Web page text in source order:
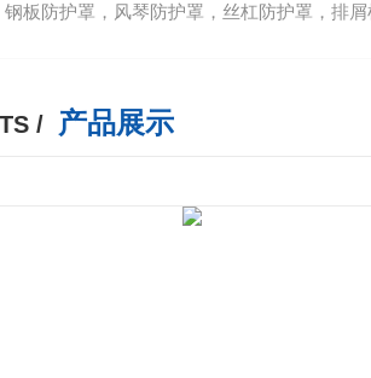
钢板防护罩，风琴防护罩，丝杠防护罩，排屑机
/ 产品展示